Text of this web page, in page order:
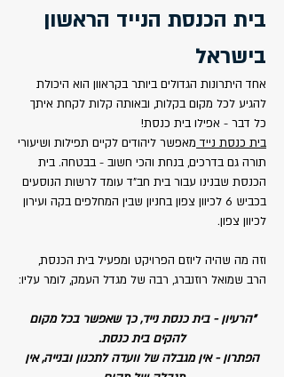
בית הכנסת הנייד הראשון
בישראל
אחד היתרונות הגדולים ביותר בקראוון הוא היכולת
להגיע לכל מקום בקלות, ובאותה קלות לקחת איתך
כל דבר - אפילו בית כנסת!
בית כנסת נייד מאפשר ליהודים לקיים תפילות ושיעורי
תורה גם בדרכים, בנחת והכי חשוב - בבטחה. בית
הכנסת שבנינו עבור בית חב"ד עומד לרשות הנוסעים
בכביש 6 לכיוון צפון
בחניון שבין המחלפים בקה ועירון
לכיוון צפון.
וזה מה שהיה ליוזם הפרויקט ומפעיל בית הכנסת,
הרב שמואל רוזנברג, רבה של מגדל העמק, לומר עליו:
"הרעיון - בית כנסת נייד, כך שאפשר בכל מקום
להקים בית כנסת.
הפתרון - אין מגבלה של וועדה לתכנון ובנייה, אין